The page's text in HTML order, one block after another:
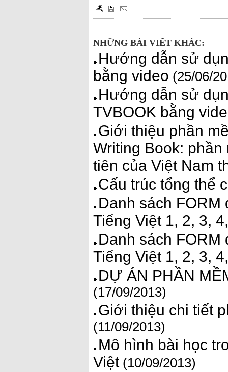
NHỮNG BÀI VIẾT KHÁC:
Hướng dẫn sử
bằng video (25/06/
Hướng dẫn sử
TVBOOK bằng
Giới thiệu phần
Writing Book:
tiên của Việt Nam
Cấu trúc tổng thể
Danh sách
Tiếng Việt 1, 2, 3,
Danh sách
Tiếng Việt 1, 2, 3,
DỰ ÁN PHẦN
(17/09/2013)
Giới thiệu chi tiết
(11/09/2013)
Mô hình bài học
Việt(10/09/2013)